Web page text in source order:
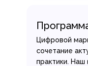
Цифровой
сочетание
практики. Наш